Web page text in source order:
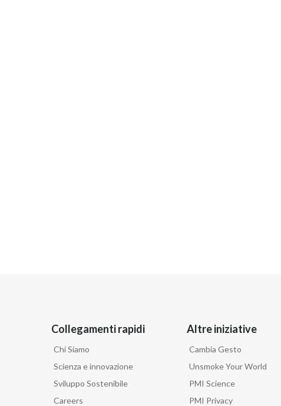
Collegamenti rapidi
Chi Siamo
Scienza e innovazione
Sviluppo Sostenibile
Careers
Altre iniziative
Cambia Gesto
Unsmoke Your World
PMI Science
PMI Privacy